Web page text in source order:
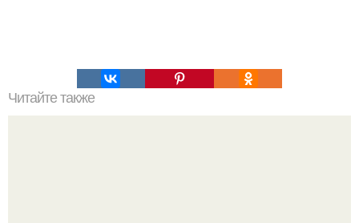
Читайте также